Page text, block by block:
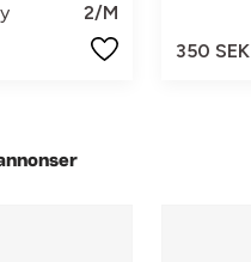
2/M
350 SEK